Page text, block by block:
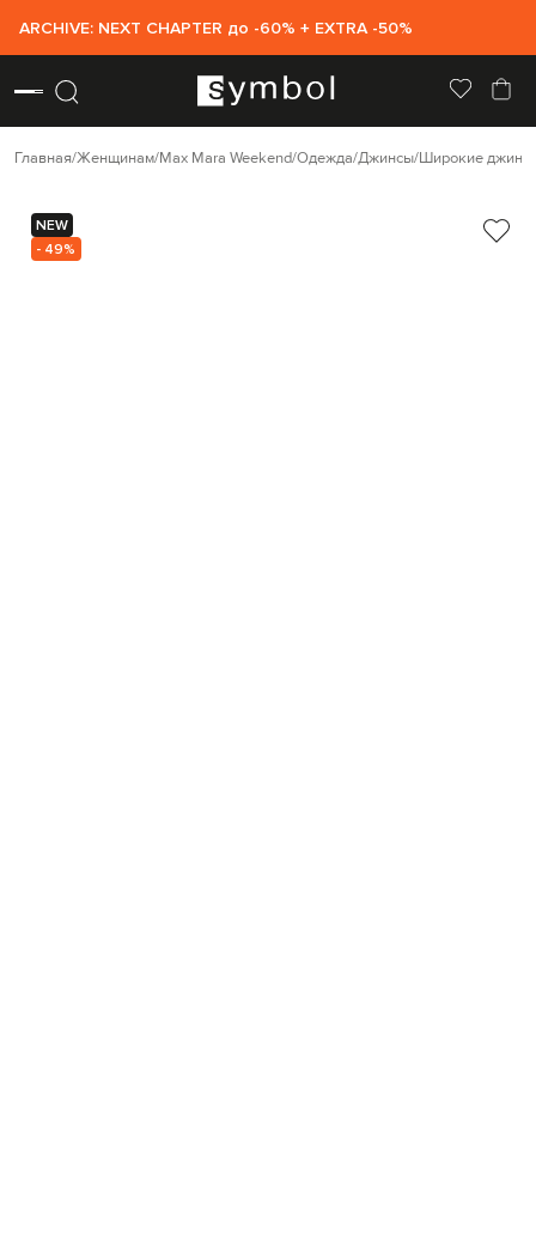
ARCHIVE: NEXT CHAPTER до -60% + EXTRA -50%
Главная Женщинам Max Mara Weekend Одежда Джинсы Широкие
NEW
- 49%